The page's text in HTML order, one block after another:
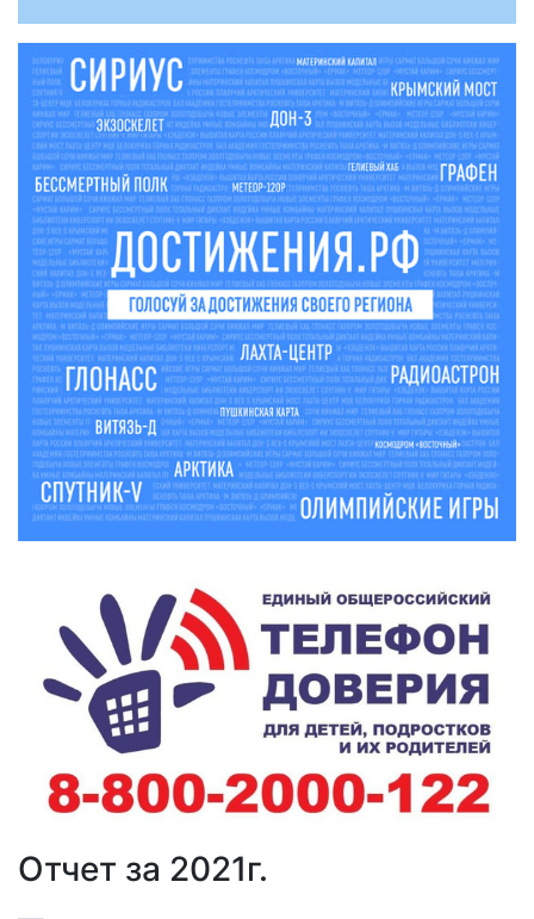
Отчет за 2021г.